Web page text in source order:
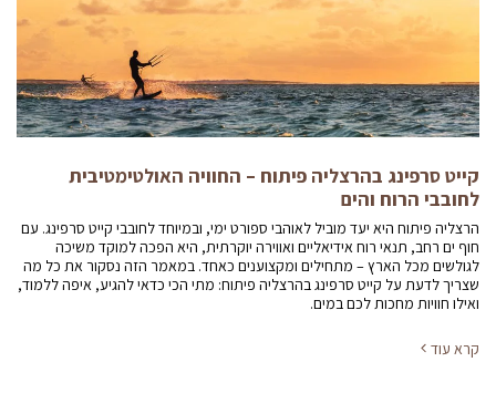
קייט סרפינג בהרצליה פיתוח – החוויה האולטימטיבית
לחובבי הרוח והים
הרצליה פיתוח היא יעד מוביל לאוהבי ספורט ימי, ובמיוחד לחובבי קייט סרפינג. עם
חוף ים רחב, תנאי רוח אידיאליים ואווירה יוקרתית, היא הפכה למוקד משיכה
לגולשים מכל הארץ – מתחילים ומקצוענים כאחד. במאמר הזה נסקור את כל מה
שצריך לדעת על קייט סרפינג בהרצליה פיתוח: מתי הכי כדאי להגיע, איפה ללמוד,
ואילו חוויות מחכות לכם במים.
קרא עוד